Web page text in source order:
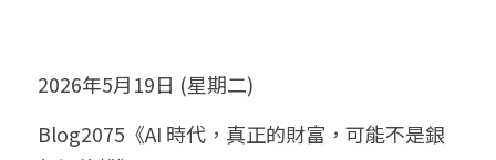
2026年5月19日 (星期二)
Blog2075《AI 時代，真正的財富，可能不是銀